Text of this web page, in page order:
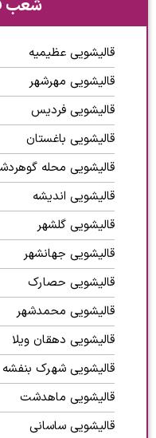
شعب
قالیشویی عظیمیه
قالیشویی مهرشهر
قالیشویی فردیس
قالیشویی باغستان
قالیشویی محله
قالیشویی اندیشه
قالیشویی گلشهر
قالیشویی جهانشهر
قالیشویی حصارک
قالیشویی محمدشهر
قالیشویی دهقان ویلا
قالیشویی شهرک بنفشه
قالیشویی ماهدشت
قالیشویی ساسانی